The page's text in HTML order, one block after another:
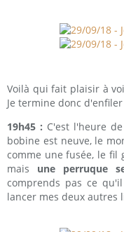
Voilà qui fait plaisir à
Je termine donc
19h45 : C'est l'heure
bobine est neuve, le
comme une fusée, le fil
mais une perruque
comprends pas ce
lancer mes deux autres